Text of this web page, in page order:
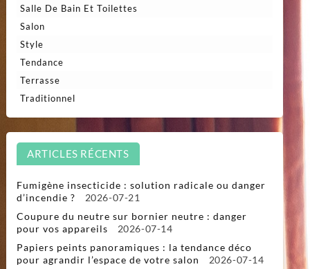
Salle De Bain Et Toilettes
Salon
Style
Tendance
Terrasse
Traditionnel
ARTICLES RÉCENTS
Fumigène insecticide : solution radicale ou danger
d’incendie ?
2026-07-21
Coupure du neutre sur bornier neutre : danger
pour vos appareils
2026-07-14
Papiers peints panoramiques : la tendance déco
pour agrandir l’espace de votre salon
2026-07-14